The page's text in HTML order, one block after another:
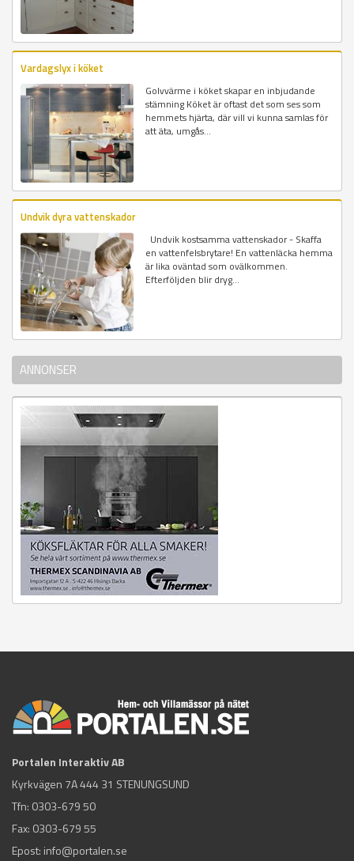
Vardagslyx i köket
Golvvärme i köket skapar en inbjudande
stämning Köket är oftast det som ses som
hemmets hjärta, där vill vi kunna samlas för
att äta, umgås...
Undvik dyra vattenskador
Undvik kostsamma vattenskador - Skaffa
en vattenfelsbrytare! En vattenläcka hemma
är lika oväntad som ovälkommen.
Efterföljden blir dryg...
ANNONSER
Portalen Interaktiv AB
Kyrkvägen 7A 444 31 STENUNGSUND
Tfn: 0303-679 50
Fax: 0303-679 55
Epost: info@portalen.se